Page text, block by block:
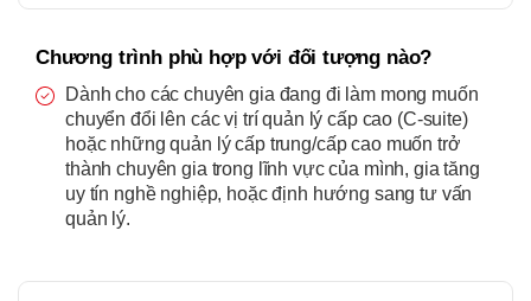
Chương trình phù hợp với đối tượng nào?
Dành cho các chuyên gia đang đi làm mong muốn
chuyển đổi lên các vị trí quản lý cấp cao (C-suite)
hoặc những quản lý cấp trung/cấp cao muốn trở
thành chuyên gia trong lĩnh vực của mình, gia tăng
uy tín nghề nghiệp, hoặc định hướng sang tư vấn
quản lý.